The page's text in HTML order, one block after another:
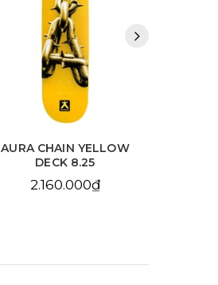
AURA CHAIN YELLOW
DECK 8.25
2.160.000₫